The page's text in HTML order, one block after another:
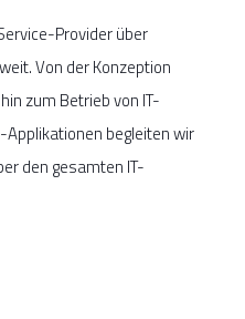
Provider über
Von der Konzeption
zum Betrieb von IT-
begleiten wir
den gesamten IT-